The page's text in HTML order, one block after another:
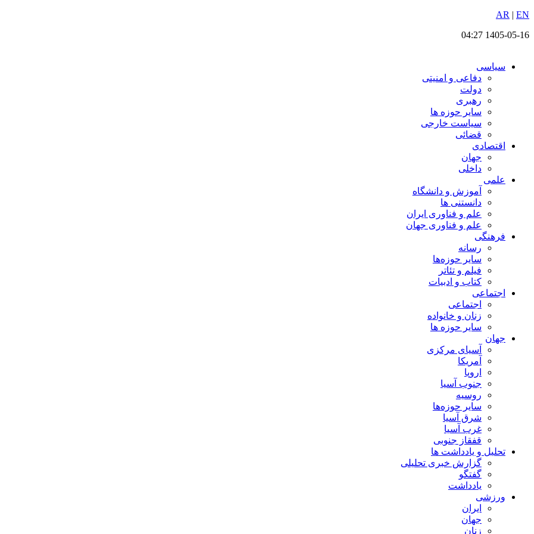
پرش
محتوا
AR | EN
1405-05-16 04:27
سیاسی
دفاعی و امنیتی
دولت
رهبری
سایر حوزه ها
سیاست خارجی
قضائی
اقتصادی
جهان
داخلی
علمی
آموزش و دانشگاه
دانستنی ها
علم و فناوری ایران
علم و فناوری جهان
فرهنگی
رسانه
سایر حوزه‌ها
فیلم و تئاتر
کتاب و ادبیات
اجتماعی
اجتماعی
زنان و خانواده
سایر حوزه ها
جهان
آسیای مرکزی
آمریکا
اروپا
جنوب آسیا
روسیه
سایر حوزه‌ها
شرق آسیا
غرب آسیا
قفقاز جنوبی
تحلیل و یادداشت ها
گزارش خبری تحلیلی
گفتگو
یادداشت
ورزشی
ایران
جهان
زنان